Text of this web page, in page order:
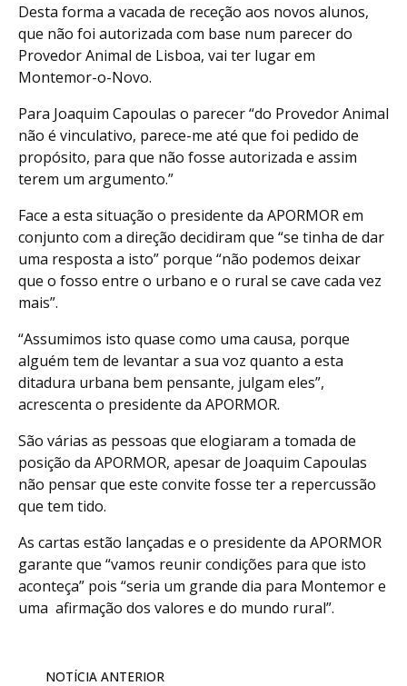
Desta forma a vacada de receção aos novos alunos,
que não foi autorizada com base num parecer do
Provedor Animal de Lisboa, vai ter lugar em
Montemor-o-Novo.
Para Joaquim Capoulas o parecer “do Provedor Animal
não é vinculativo, parece-me até que foi pedido de
propósito, para que não fosse autorizada e assim
terem um argumento.”
Face a esta situação o presidente da APORMOR em
conjunto com a direção decidiram que “se tinha de dar
uma resposta a isto” porque “não podemos deixar
que o fosso entre o urbano e o rural se cave cada vez
mais”.
“Assumimos isto quase como uma causa, porque
alguém tem de levantar a sua voz quanto a esta
ditadura urbana bem pensante, julgam eles”,
acrescenta o presidente da APORMOR.
São várias as pessoas que elogiaram a tomada de
posição da APORMOR, apesar de Joaquim Capoulas
não pensar que este convite fosse ter a repercussão
que tem tido.
As cartas estão lançadas e o presidente da APORMOR
garante que “vamos reunir condições para que isto
aconteça” pois “seria um grande dia para Montemor e
uma afirmação dos valores e do mundo rural”.
NOTÍCIA ANTERIOR